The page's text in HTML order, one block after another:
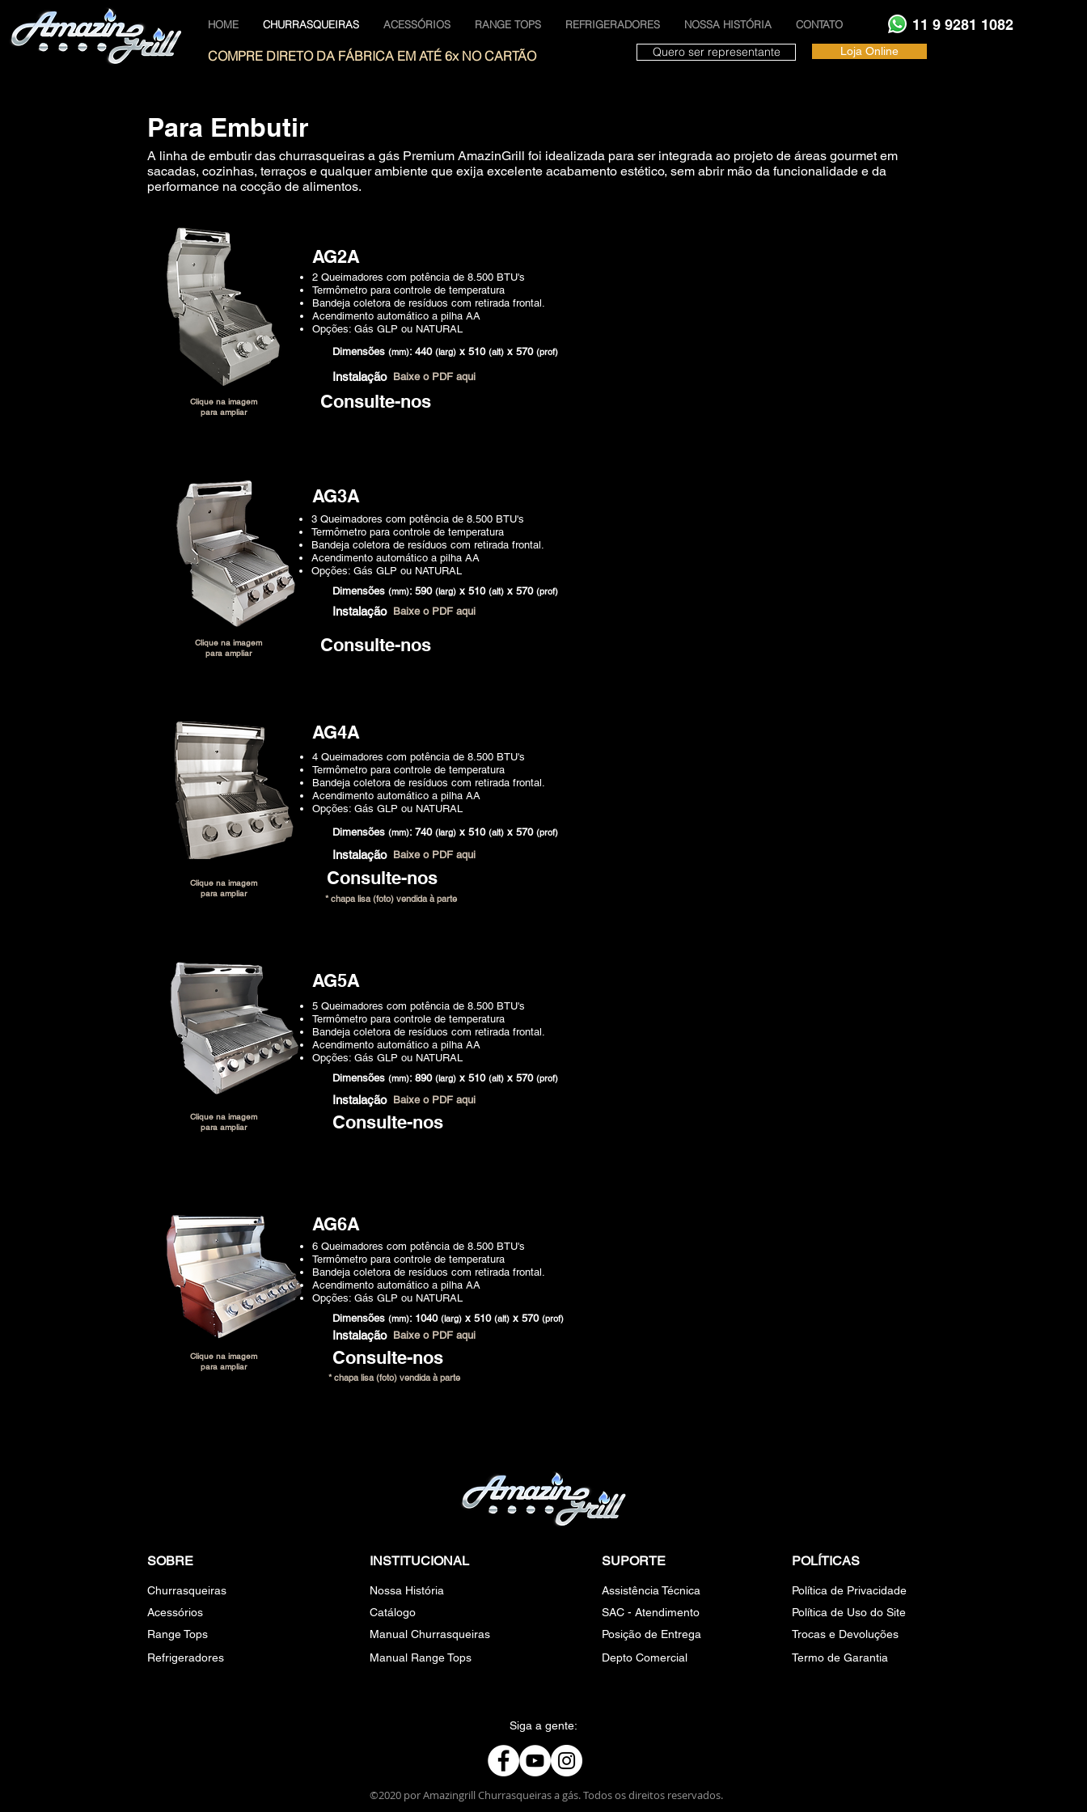
HOME CHURRASQUEIRAS ACESSÓRIOS RANGE TOPS REFRIGERADORES NOSSA HISTÓRIA CONTATO 11 9 9281 1082
COMPRE DIRETO DA FÁBRICA EM ATÉ 6x NO CARTÃO Quero ser representante Loja Online
Para Embutir
A linha de embutir das churrasqueiras a gás Premium AmazinGrill foi idealizada para ser integrada ao projeto de áreas gourmet em
sacadas, cozinhas, terraços e qualquer ambiente que exija excelente acabamento estético, sem abrir mão da funcionalidade e da
performance na cocção de alimentos.
Clique na imagem
para ampliar
AG2A
2 Queimadores com potência de 8.500 BTU's
Termômetro para controle de temperatura
Bandeja coletora de resíduos com retirada frontal.
Acendimento automático a pilha AA
Opções: Gás GLP ou NATURAL
Dimensões (mm): 440 (larg) x 510 (alt) x 570 (prof)
Instalação Baixe o PDF aqui
Consulte-nos
AG3A
3 Queimadores com potência de 8.500 BTU's
Termômetro para controle de temperatura
Bandeja coletora de resíduos com retirada frontal.
Acendimento automático a pilha AA
Opções: Gás GLP ou NATURAL
Dimensões (mm): 590 (larg) x 510 (alt) x 570 (prof)
Clique na imagem
para ampliar
Instalação Baixe o PDF aqui
Consulte-nos
AG4A
4 Queimadores com potência de 8.500 BTU's
Termômetro para controle de temperatura
Bandeja coletora de resíduos com retirada frontal.
Acendimento automático a pilha AA
Opções: Gás GLP ou NATURAL
Dimensões (mm): 740 (larg) x 510 (alt) x 570 (prof)
Instalação Baixe o PDF aqui
Clique na imagem
para ampliar
Consulte-nos
* chapa lisa (foto) vendida à parte
AG5A
5 Queimadores com potência de 8.500 BTU's
Termômetro para controle de temperatura
Bandeja coletora de resíduos com retirada frontal.
Acendimento automático a pilha AA
Opções: Gás GLP ou NATURAL
Dimensões (mm): 890 (larg) x 510 (alt) x 570 (prof)
Instalação Baixe o PDF aqui
Clique na imagem
para ampliar
Consulte-nos
AG6A
6 Queimadores com potência de 8.500 BTU's
Termômetro para controle de temperatura
Bandeja coletora de resíduos com retirada frontal.
Acendimento automático a pilha AA
Opções: Gás GLP ou NATURAL
Dimensões (mm): 1040 (larg) x 510 (alt) x 570 (prof)
Instalação Baixe o PDF aqui
Clique na imagem
para ampliar
Consulte-nos
* chapa lisa (foto) vendida à parte
SOBRE
Churrasqueiras
Acessórios
Range Tops
Refrigeradores
INSTITUCIONAL
Nossa História
Catálogo
Manual Churrasqueiras
Manual Range Tops
SUPORTE
Assistência Técnica
SAC - Atendimento
Posição de Entrega
Depto Comercial
POLÍTICAS
Política de Privacidade
Política de Uso do Site
Trocas e Devoluções
Termo de Garantia
Siga a gente:
©2020 por Amazingrill Churrasqueiras a gás. Todos os direitos reservados.